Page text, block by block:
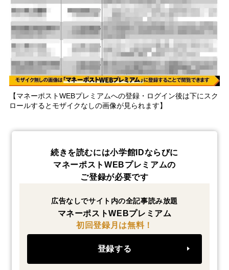
【マネーポストWEBプレミアムへの登録・ログイン後は下にスク
ロールするとモザイクなしの画像が見られます】
続きを読むには小学館IDならびに
マネーポストWEBプレミアムの
ご登録が必要です
広告なしでサイト内の全記事読み放題
マネーポストWEBプレミアム
初回登録月は無料！
登録する